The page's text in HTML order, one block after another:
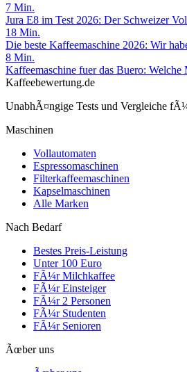
7 Min.
Jura E8 im Test 2026: Der Schweizer
18 Min.
Die beste Kaffeemaschine 2026: Wir
8 Min.
Kaffeemaschine fuer das Buero:
Kaffeebewertung.de
UnabhÃ¤ngige Tests und Vergleiche
Maschinen
Vollautomaten
Espressomaschinen
Filterkaffeemaschinen
Kapselmaschinen
Alle Marken
Nach Bedarf
Bestes Preis-Leistung
Unter 100 Euro
FÃ¼r Milchkaffee
FÃ¼r Einsteiger
FÃ¼r 2 Personen
FÃ¼r Studenten
FÃ¼r Senioren
Ãœber uns